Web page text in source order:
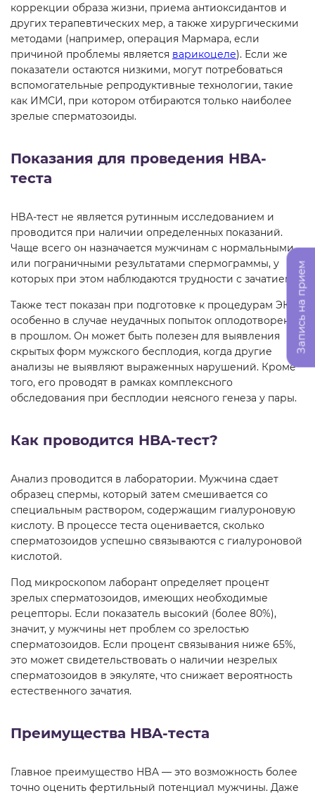
коррекции образа жизни, приема антиоксидантов и
других терапевтических мер, а также хирургическими
методами (например, операция Мармара, если
причиной проблемы является варикоцеле). Если же
показатели остаются низкими, могут потребоваться
вспомогательные репродуктивные технологии, такие
как ИМСИ, при котором отбираются только наиболее
зрелые сперматозоиды.
Показания для проведения HBA-
теста
HBA-тест не является рутинным исследованием и
проводится при наличии определенных показаний.
Чаще всего он назначается мужчинам с нормальными
или пограничными результатами спермограммы, у
которых при этом наблюдаются трудности с зачатием.
Также тест показан при подготовке к процедурам ЭКО,
особенно в случае неудачных попыток оплодотворения
в прошлом. Он может быть полезен для выявления
скрытых форм мужского бесплодия, когда другие
анализы не выявляют выраженных нарушений. Кроме
того, его проводят в рамках комплексного
обследования при бесплодии неясного генеза у пары.
Как проводится HBA-тест?
Анализ проводится в лаборатории. Мужчина сдает
образец спермы, который затем смешивается со
специальным раствором, содержащим гиалуроновую
кислоту. В процессе теста оценивается, сколько
сперматозоидов успешно связываются с гиалуроновой
кислотой.
Под микроскопом лаборант определяет процент
зрелых сперматозоидов, имеющих необходимые
рецепторы. Если показатель высокий (более 80%),
значит, у мужчины нет проблем со зрелостью
сперматозоидов. Если процент связывания ниже 65%,
это может свидетельствовать о наличии незрелых
сперматозоидов в эякуляте, что снижает вероятность
естественного зачатия.
Преимущества HBA-теста
Главное преимущество HBA — это возможность более
точно оценить фертильный потенциал мужчины. Даже
Запись на прием